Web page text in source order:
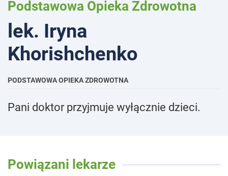
Podstawowa Opieka Zdrowotna
lek. Iryna
Khorishchenko
PODSTAWOWA OPIEKA ZDROWOTNA
Pani doktor przyjmuje wyłącznie dzieci.
Powiązani lekarze